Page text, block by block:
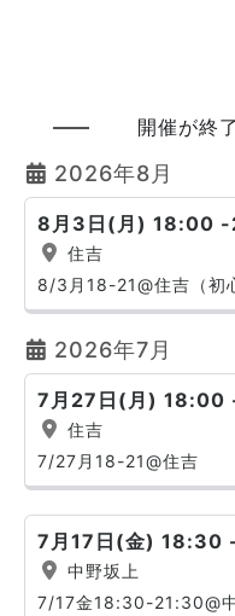
開催が終
2026年8月
8月3日(月) 18:00
住吉
8/3月18-21@住吉（初
2026年7月
7月27日(月) 18:00
住吉
7/27月18-21@住吉
7月17日(金) 18:30
中野坂上
7/17金18:30-21:30@